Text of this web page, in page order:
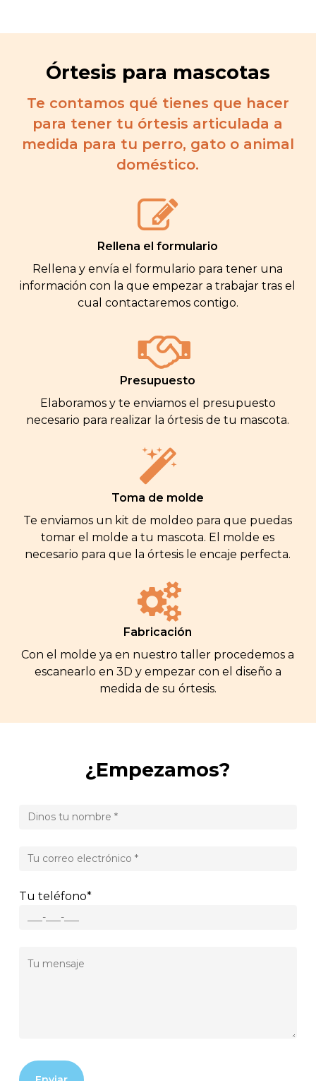
Close
Close
Close
Close
Órtesis para mascotas
Te contamos qué tienes que hacer
para tener tu órtesis articulada a
medida para tu perro, gato o animal
doméstico.
Rellena el formulario
Rellena y envía el formulario para tener una
información con la que empezar a trabajar tras el
cual contactaremos contigo.
Presupuesto
Elaboramos y te enviamos el presupuesto
necesario para realizar la órtesis de tu mascota.
Toma de molde
Te enviamos un kit de moldeo para que puedas
tomar el molde a tu mascota. El molde es
necesario para que la órtesis le encaje perfecta.
Fabricación
Con el molde ya en nuestro taller procedemos a
escanearlo en 3D y empezar con el diseño a
medida de su órtesis.
¿Empezamos?
Tu teléfono*